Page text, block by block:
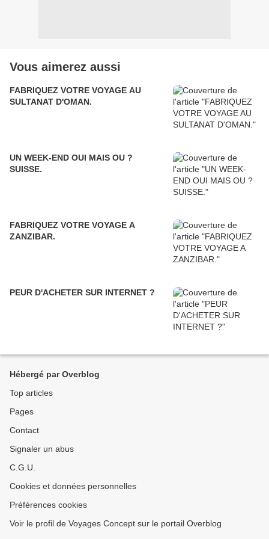
Vous aimerez aussi
FABRIQUEZ VOTRE VOYAGE AU
SULTANAT D'OMAN.
UN WEEK-END OUI MAIS OU ?
SUISSE.
FABRIQUEZ VOTRE VOYAGE A
ZANZIBAR.
PEUR D'ACHETER SUR INTERNET ?
Hébergé par Overblog
Top articles
Pages
Contact
Signaler un abus
C.G.U.
Cookies et données personnelles
Préférences cookies
Voir le profil de Voyages Concept sur le portail Overblog